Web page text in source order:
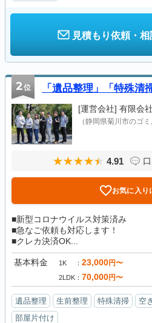
見積もり依頼・相
2位 「遺品整理」「特殊清
[運営会社] 有限会
（静岡県菊川市のゴミ
4.91
お気に入り
■新型コロナウイルス対策済み
■急なご依頼も対応します！
■クレカ決済OK...
基本料金 1K 23,000円〜
2LDK 70,000円〜
遺品整理 生前整理 特殊清掃 空
部屋片付け